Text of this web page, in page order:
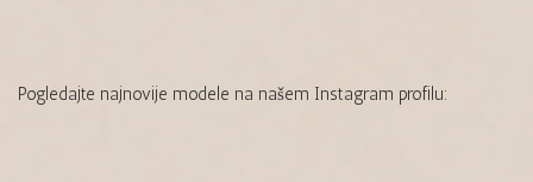
Pogledajte najnovije modele na našem Instagram profilu: